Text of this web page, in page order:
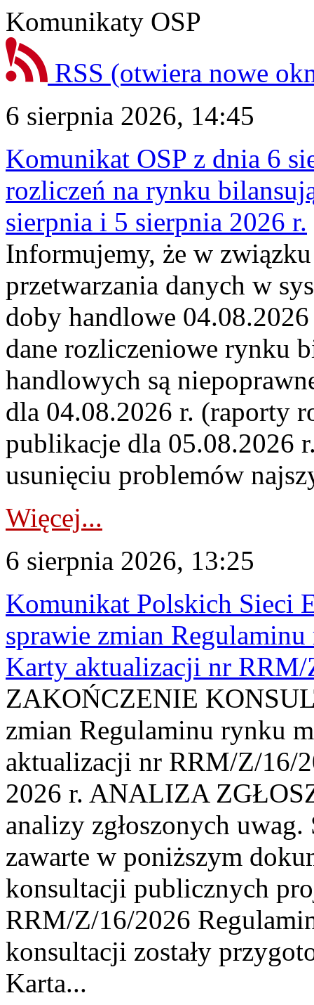
Komunikaty OSP
RSS (otwiera nowe
6 sierpnia 2026, 14:45
Komunikat OSP z dnia 6
rozliczeń na rynku
sierpnia i 5 sierpnia 2026 r.
Informujemy, że w
przetwarzania danych w
doby handlowe
dane rozliczeniowe rynku
handlowych są
dla 04.08.2026 r. (raporty
publikacje dla 05.08.2026
usunięciu problemów
Więcej...
6 sierpnia 2026, 13:25
Komunikat Polskich Sieci
sprawie zmian
Karty aktualizacji nr
ZAKOŃCZENIE
zmian Regulaminu rynku
aktualizacji nr RRM/Z/16/
2026 r. ANALIZA
analizy zgłoszonych
zawarte w poniższym
konsultacji publicznych
RRM/Z/16/2026
konsultacji zostały
Karta...